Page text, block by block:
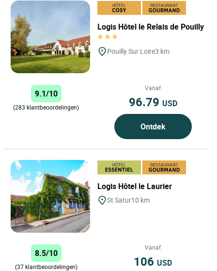
Logis Hôtel le Relais de Pouilly
Pouilly Sur Loire3 km
9.1/10
(283 klantbeoordelingen)
Vanaf
96.79 USD
Ontdek
Logis Hôtel le Laurier
St Satur10 km
8.5/10
(37 klantbeoordelingen)
Vanaf
106 USD